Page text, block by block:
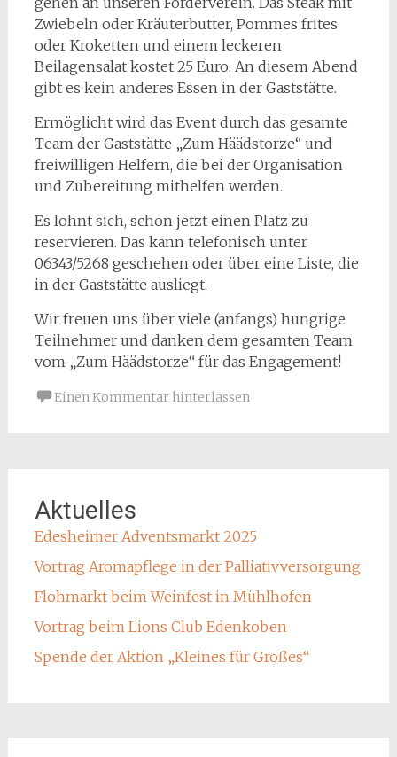
Zwiebeln oder Kräuterbutter, Pommes frites
oder Kroketten und einem leckeren
Beilagensalat kostet 25 Euro. An diesem Abend
gibt es kein anderes Essen in der Gaststätte.
Ermöglicht wird das Event durch das gesamte
Team der Gaststätte „Zum Häädstorze“ und
freiwilligen Helfern, die bei der Organisation
und Zubereitung mithelfen werden.
Es lohnt sich, schon jetzt einen Platz zu
reservieren. Das kann telefonisch unter
06343/5268 geschehen oder über eine Liste, die
in der Gaststätte ausliegt.
Wir freuen uns über viele (anfangs) hungrige
Teilnehmer und danken dem gesamten Team
vom „Zum Häädstorze“ für das Engagement!
Einen Kommentar hinterlassen
Aktuelles
Edesheimer Adventsmarkt 2025
Vortrag Aromapflege in der Palliativversorgung
Flohmarkt beim Weinfest in Mühlhofen
Vortrag beim Lions Club Edenkoben
Spende der Aktion „Kleines für Großes“